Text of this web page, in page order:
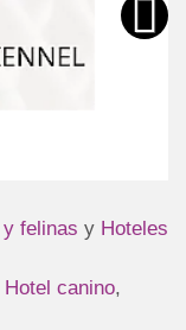
felinas y Hoteles
Hotel canino,